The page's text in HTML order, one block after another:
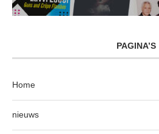
PAGINA’S
Home
nieuws